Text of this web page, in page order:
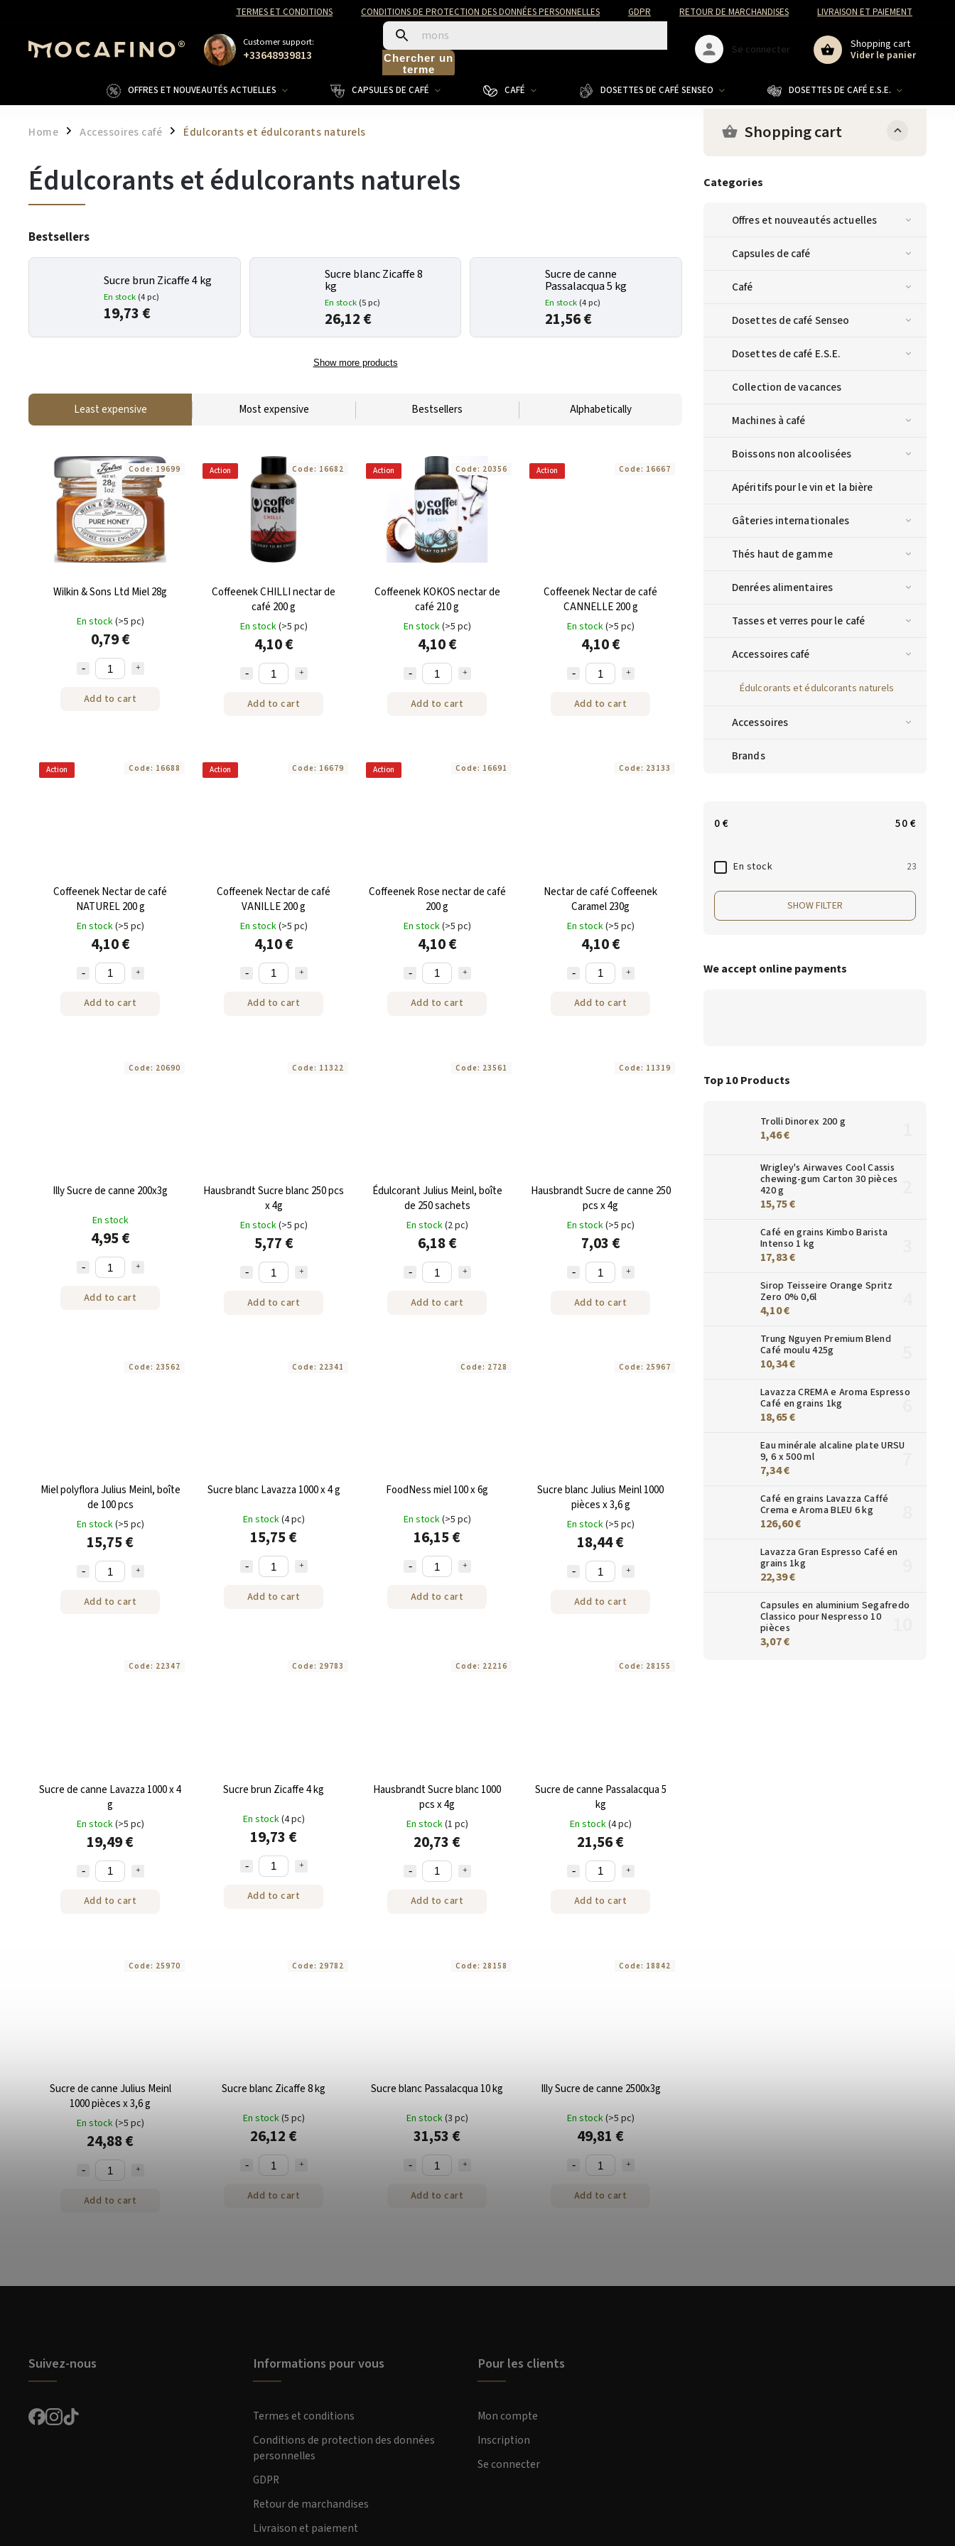
TERMES ET CONDITIONS CONDITIONS DE PROTECTION DES DONNÉES PERSONNELLES GDPR RETOUR DE MARCHANDISES LIVRAISON ET PAIEMENT
Customer support:
+33648939813
Chercher un
terme
Shopping cart
Vider le panier
Se connecter
OFFRES ET NOUVEAUTÉS ACTUELLES CAPSULES DE CAFÉ CAFÉ DOSETTES DE CAFÉ SENSEO DOSETTES DE CAFÉ E.S.E.
Home / Accessoires café / Édulcorants et édulcorants naturels Shopping cart
Categories
Offres et nouveautés actuelles
Capsules de café
Café
Dosettes de café Senseo
Dosettes de café E.S.E.
Collection de vacances
Machines à café
Boissons non alcoolisées
Apéritifs pour le vin et la bière
Gâteries internationales
Thés haut de gamme
Denrées alimentaires
Tasses et verres pour le café
Accessoires café
Édulcorants et édulcorants naturels
Accessoires
Brands
0€ 50€
En stock 23
SHOW FILTER
We accept online payments
Top 10 Products
Trolli Dinorex 200 g
1,46 €
Wrigley's Airwaves Cool Cassis
chewing-gum Carton 30 pièces
420 g
15,75 €
Café en grains Kimbo Barista
Intenso 1 kg
17,83 €
Sirop Teisseire Orange Spritz
Zero 0% 0,6l
4,10 €
Trung Nguyen Premium Blend
Café moulu 425g
10,34 €
Lavazza CREMA e Aroma Espresso
Café en grains 1kg
18,65 €
Eau minérale alcaline plate URSU
9, 6 x 500 ml
7,34 €
Café en grains Lavazza Caffé
Crema e Aroma BLEU 6 kg
126,60 €
Lavazza Gran Espresso Café en
grains 1kg
22,39 €
Capsules en aluminium Segafredo
Classico pour Nespresso 10
pièces
3,07 €
Édulcorants et édulcorants naturels
Bestsellers
Sucre brun Zicaffe 4 kg
En stock (4 pc)
19,73 €
Sucre blanc Zicaffe 8
kg
En stock (5 pc)
26,12 €
Sucre de canne
Passalacqua 5 kg
En stock (4 pc)
21,56 €
Show more products
Least expensive Most expensive Bestsellers Alphabetically
Wilkin & Sons Ltd Miel 28g
En stock(>5 pc)
0,79 €
Add to cart
Code: 19699 Action
Coffeenek CHILLI nectar de
café 200 g
En stock(>5 pc)
4,10 €
Add to cart
Code: 16682 Action
Coffeenek KOKOS nectar de
café 210 g
En stock(>5 pc)
4,10 €
Add to cart
Code: 20356 Action
Coffeenek Nectar de café
CANNELLE 200 g
En stock(>5 pc)
4,10 €
Add to cart
Code: 16667
Action
Coffeenek Nectar de café
NATUREL 200 g
En stock(>5 pc)
4,10 €
Add to cart
Code: 16688 Action
Coffeenek Nectar de café
VANILLE 200 g
En stock(>5 pc)
4,10 €
Add to cart
Code: 16679 Action
Coffeenek Rose nectar de café
200 g
En stock(>5 pc)
4,10 €
Add to cart
Code: 16691
Nectar de café Coffeenek
Caramel 230g
En stock(>5 pc)
4,10 €
Add to cart
Code: 23133
Illy Sucre de canne 200x3g
En stock
4,95 €
Add to cart
Code: 20690
Hausbrandt Sucre blanc 250 pcs
x 4g
En stock(>5 pc)
5,77 €
Add to cart
Code: 11322
Édulcorant Julius Meinl, boîte
de 250 sachets
En stock(2 pc)
6,18 €
Add to cart
Code: 23561
Hausbrandt Sucre de canne 250
pcs x 4g
En stock(>5 pc)
7,03 €
Add to cart
Code: 11319
Miel polyflora Julius Meinl, boîte
de 100 pcs
En stock(>5 pc)
15,75 €
Add to cart
Code: 23562
Sucre blanc Lavazza 1000 x 4 g
En stock(4 pc)
15,75 €
Add to cart
Code: 22341
FoodNess miel 100 x 6g
En stock(>5 pc)
16,15 €
Add to cart
Code: 2728
Sucre blanc Julius Meinl 1000
pièces x 3,6 g
En stock(>5 pc)
18,44 €
Add to cart
Code: 25967
Sucre de canne Lavazza 1000 x 4
g
En stock(>5 pc)
19,49 €
Add to cart
Code: 22347
Sucre brun Zicaffe 4 kg
En stock(4 pc)
19,73 €
Add to cart
Code: 29783
Hausbrandt Sucre blanc 1000
pcs x 4g
En stock(1 pc)
20,73 €
Add to cart
Code: 22216
Sucre de canne Passalacqua 5
kg
En stock(4 pc)
21,56 €
Add to cart
Code: 28155
Sucre de canne Julius Meinl
1000 pièces x 3,6 g
En stock(>5 pc)
24,88 €
Add to cart
Code: 25970
Sucre blanc Zicaffe 8 kg
En stock(5 pc)
26,12 €
Add to cart
Code: 29782
Sucre blanc Passalacqua 10 kg
En stock(3 pc)
31,53 €
Add to cart
Code: 28158
Illy Sucre de canne 2500x3g
En stock(>5 pc)
49,81 €
Add to cart
Code: 18842
Suivez-nous Informations pour vous
Termes et conditions
Conditions de protection des données
personnelles
GDPR
Retour de marchandises
Livraison et paiement
Pour les clients
Mon compte
Inscription
Se connecter